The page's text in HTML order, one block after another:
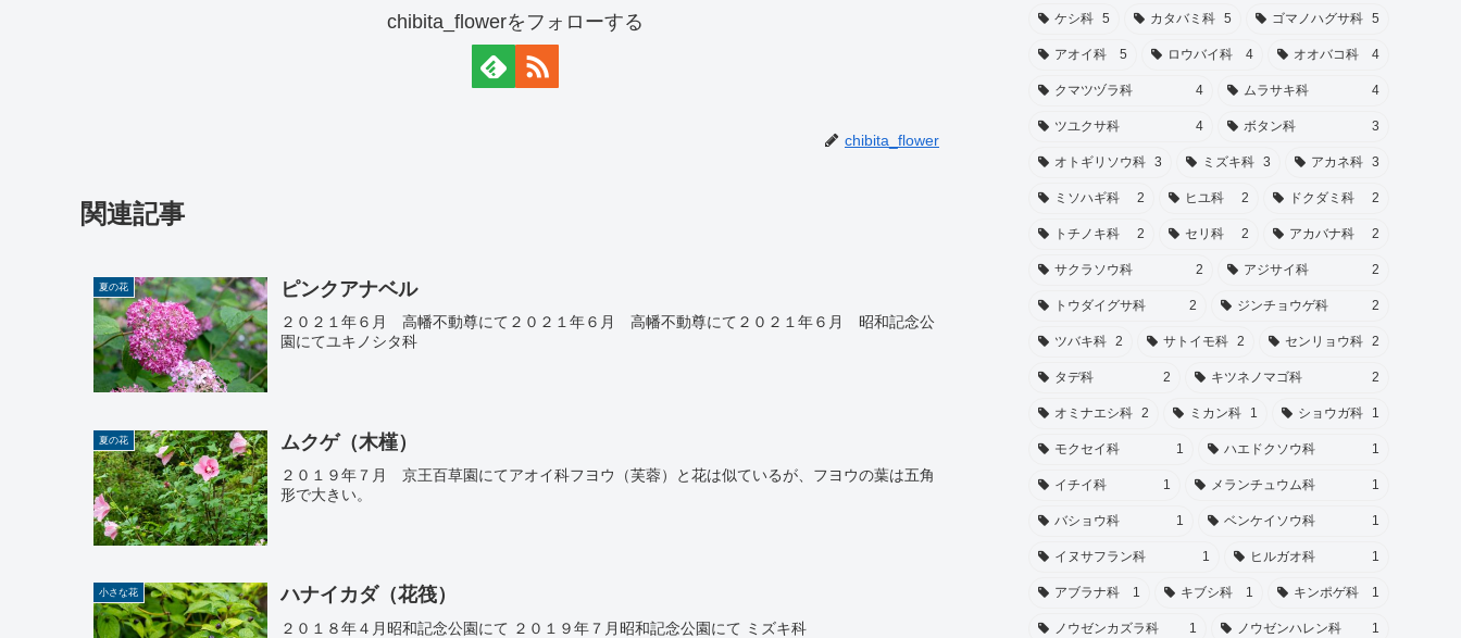
chibita_flowerをフォローする
chibita_flower
関連記事
夏の花 ピンクアナベル
２０２１年６月 高幡不動尊にて２０２１年６月 高幡不動尊にて２０２１年６月 昭和記念公
園にてユキノシタ科
夏の花 ムクゲ（木槿）
２０１９年７月 京王百草園にてアオイ科フヨウ（芙蓉）と花は似ているが、フヨウの葉は五角
形で大きい。
小さな花 ハナイカダ（花筏）
２０１８年４月昭和記念公園にて ２０１９年７月昭和記念公園にて ミズキ科
ケシ科 5 カタバミ科 5 ゴマノハグサ科 5
アオイ科 5 ロウバイ科 4 オオバコ科 4
クマツヅラ科 4 ムラサキ科 4
ツユクサ科 4 ボタン科 3
オトギリソウ科 3 ミズキ科 3 アカネ科 3
ミソハギ科 2 ヒユ科 2 ドクダミ科 2
トチノキ科 2 セリ科 2 アカバナ科 2
サクラソウ科 2 アジサイ科 2
トウダイグサ科 2 ジンチョウゲ科 2
ツバキ科 2 サトイモ科 2 センリョウ科 2
タデ科 2 キツネノマゴ科 2
オミナエシ科 2 ミカン科 1 ショウガ科 1
モクセイ科 1 ハエドクソウ科 1
イチイ科 1 メランチュウム科 1
バショウ科 1 ベンケイソウ科 1
イヌサフラン科 1 ヒルガオ科 1
アブラナ科 1 キブシ科 1 キンポゲ科 1
ノウゼンカズラ科 1 ノウゼンハレン科 1